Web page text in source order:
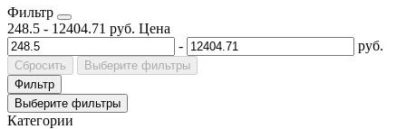
Фильтр
248.5 - 12404.71 руб. Цена
-
руб.
Сбросить
Выберите фильтры
Фильтр
Выберите фильтры
Категории